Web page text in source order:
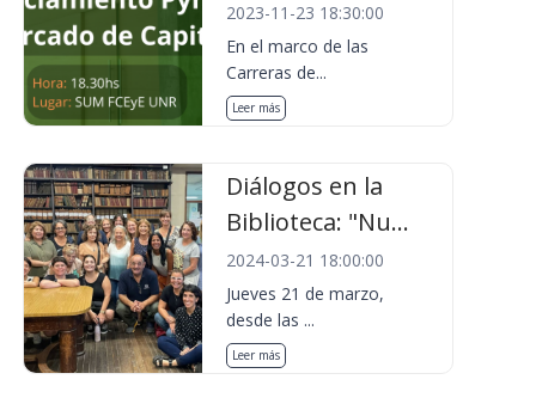
2023-11-23 18:30:00
En el marco de las
Carreras de...
Leer más
Diálogos en la
Biblioteca: "Nu...
2024-03-21 18:00:00
Jueves 21 de marzo,
desde las ...
Leer más